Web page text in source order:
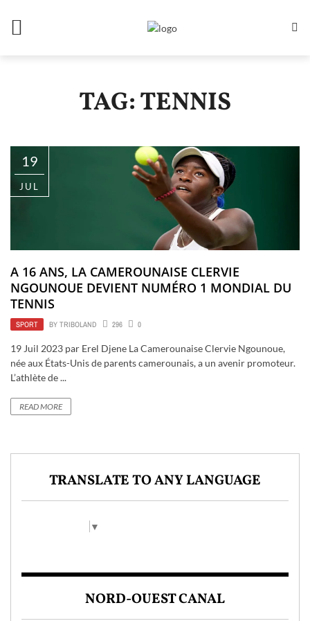
TAG: TENNIS
19
JUL
A 16 ANS, LA CAMEROUNAISE CLERVIE
NGOUNOUE DEVIENT NUMÉRO 1 MONDIAL DU
TENNIS
SPORT BY TRIBOLAND 296 0
19 Juil 2023 par Erel Djene La Camerounaise Clervie Ngounoue,
née aux États-Unis de parents camerounais, a un avenir promoteur.
L’athlète de ...
READ MORE
TRANSLATE TO ANY LANGUAGE
▼
NORD-OUEST CANAL